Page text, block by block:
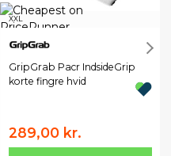
XXL
GripGrab Pacr IndsideGrip
korte fingre hvid
289,00 kr.